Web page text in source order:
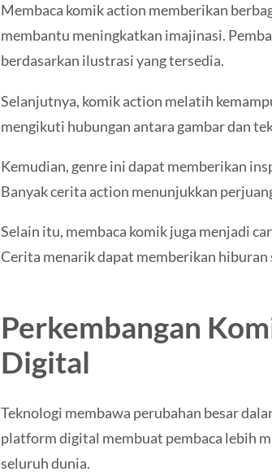
Membaca komik action memberikan
membantu meningkatkan imajinasi.
berdasarkan ilustrasi yang tersedia.
Selanjutnya, komik action melatih
mengikuti hubungan antara gambar dan
Kemudian, genre ini dapat memberikan
Banyak cerita action menunjukkan
Selain itu, membaca komik juga menjadi
Cerita menarik dapat memberikan
Perkembangan
Digital
Teknologi membawa perubahan besar
platform digital membuat pembaca lebih
seluruh dunia.